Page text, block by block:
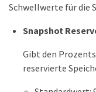
Schwellwerte für die
Snapshot
Gibt den
reservierte